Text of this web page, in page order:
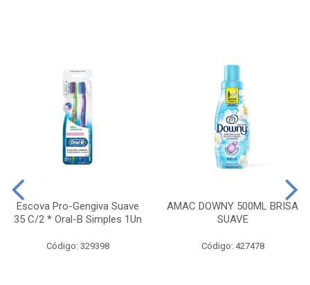
Escova Pro-Gengiva Suave
35 C/2 * Oral-B Simples 1Un
Código: 329398
AMAC DOWNY 500ML BRISA
SUAVE
Código: 427478